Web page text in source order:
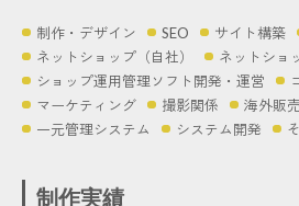
制作・デザイン SEO サイト構築
ネットショップ（自社）
ネットショ
ショップ運用管理ソフト開発・運営
マーケティング
撮影関係
海外販
一元管理システム
システム開発
制作実績